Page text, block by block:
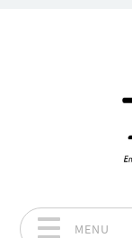
MENU